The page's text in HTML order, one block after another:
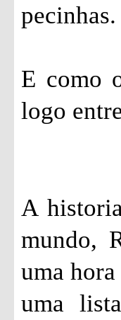
E como
logo
A
mundo,
uma
uma